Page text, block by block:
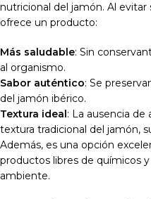
nutricional del jamón. Al evitar
ofrece un producto:
Más saludable: Sin
al organismo.
Sabor auténtico: Se
del jamón ibérico.
Textura ideal: La ausencia
textura tradicional del jamón,
Además, es una opción
productos libres de químicos
ambiente.